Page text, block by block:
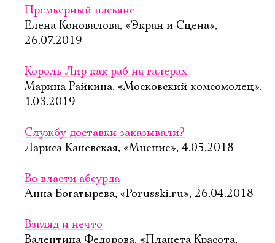
Премьерный пасьянс
Елена Коновалова, «Экран и Сцена»,
26.07.2019
Король Лир как раб на галерах
Марина Райкина, «Московский комсомолец»,
1.03.2019
Службу доставки заказывали?
Лариса Каневская, «Мнение», 4.05.2018
Во власти абсурда
Анна Богатырева, «Porusski.ru», 26.04.2018
Взгляд и нечто
Валентина Федорова, «Планета Красота,